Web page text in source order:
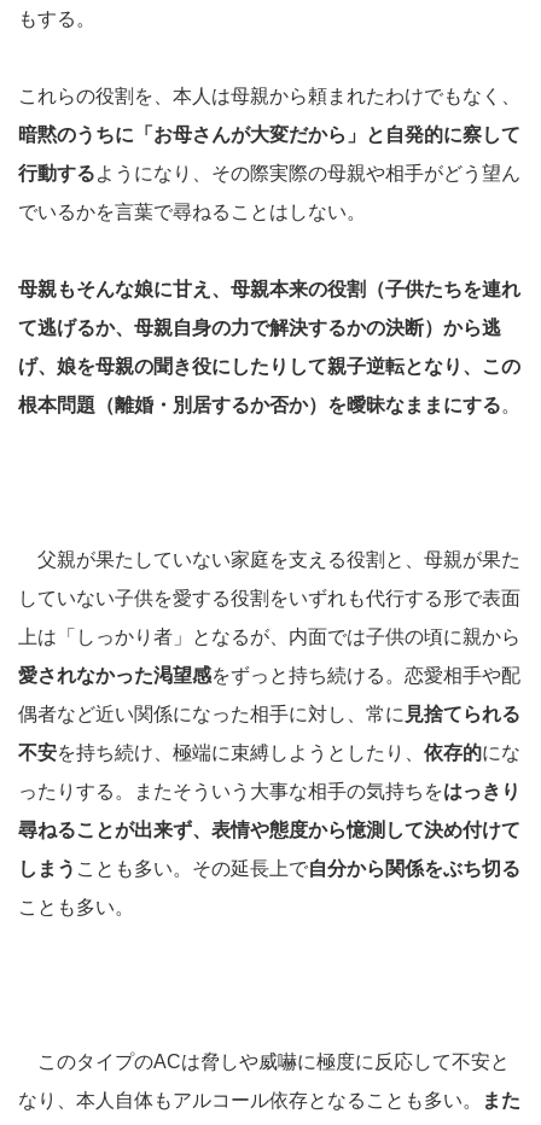
もする。
これらの役割を、本人は母親から頼まれたわけでもなく、
暗黙のうちに「お母さんが大変だから」と自発的に察して
行動するようになり、その際実際の母親や相手がどう望ん
でいるかを言葉で尋ねることはしない。
母親もそんな娘に甘え、母親本来の役割（子供たちを連れ
て逃げるか、母親自身の力で解決するかの決断）から逃
げ、娘を母親の聞き役にしたりして親子逆転となり、この
根本問題（離婚・別居するか否か）を曖昧なままにする。
父親が果たしていない家庭を支える役割と、母親が果た
していない子供を愛する役割をいずれも代行する形で表面
上は「しっかり者」となるが、内面では子供の頃に親から
愛されなかった渇望感をずっと持ち続ける。恋愛相手や配
偶者など近い関係になった相手に対し、常に 見捨てられる
不安を持ち続け、極端に束縛しようとしたり、 依存的にな
ったりする。またそういう大事な相手の気持ちをはっきり
尋ねることが出来ず、表情や態度から憶測して決め付けて
しまう ことも多い。その延長上で自分から関係をぶち切る
ことも多い。
このタイプのACは脅しや威嚇に極度に反応して不安と
なり、本人自体もアルコール依存となることも多い。
また